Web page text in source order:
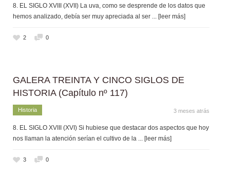
8. EL SIGLO XVIII (XVII) La uva, como se desprende de los datos que
hemos analizado, debía ser muy apreciada al ser ... [leer más]
2 0
GALERA TREINTA Y CINCO SIGLOS DE
HISTORIA (Capítulo nº 117)
Historia 3 meses atrás
8. EL SIGLO XVIII (XVI) Si hubiese que destacar dos aspectos que hoy
nos llaman la atención serían el cultivo de la ... [leer más]
3 0